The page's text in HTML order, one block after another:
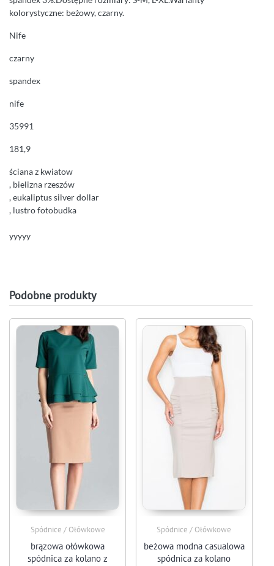
kolorystyczne: beżowy, czarny.
Nife
czarny
spandex
nife
35991
181,9
ściana z kwiatow
, bielizna rzeszów
, eukaliptus silver dollar
, lustro fotobudka
yyyyy
Podobne produkty
Spódnice / Ołówkowe
brązowa ołówkowa
spódnica za kolano z
Spódnice / Ołówkowe
beżowa modna casualowa
spódnica za kolano